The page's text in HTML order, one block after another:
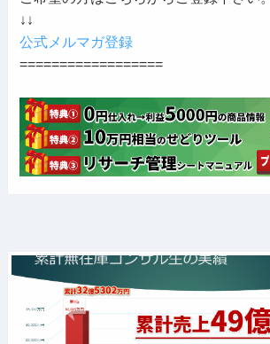
↓↓
公式メルマガ登録
==================